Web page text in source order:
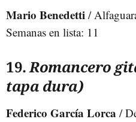
Mario Benedetti /
Semanas en lista: 11
19.Romancero
tapa dura)
Federico García Lorca /